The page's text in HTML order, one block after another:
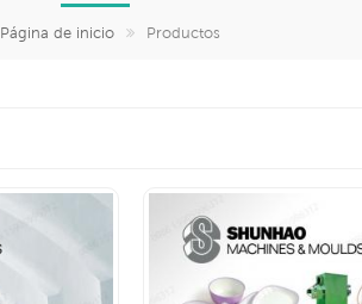
Página de inicio Productos